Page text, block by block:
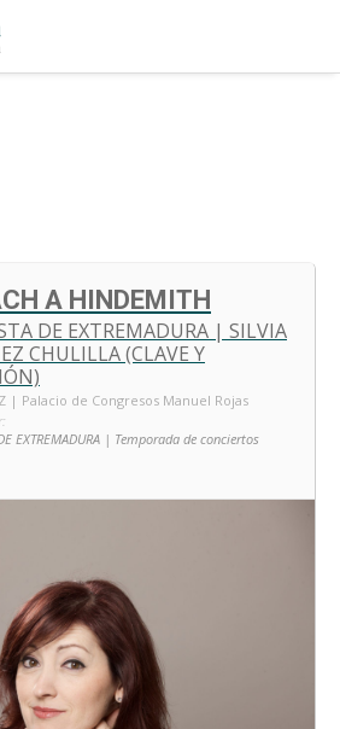
A HINDEMITH
DE EXTREMADURA | SILVIA
CHULILLA (CLAVE Y
| Palacio de Congresos Manuel Rojas
EXTREMADURA | Temporada de conciertos